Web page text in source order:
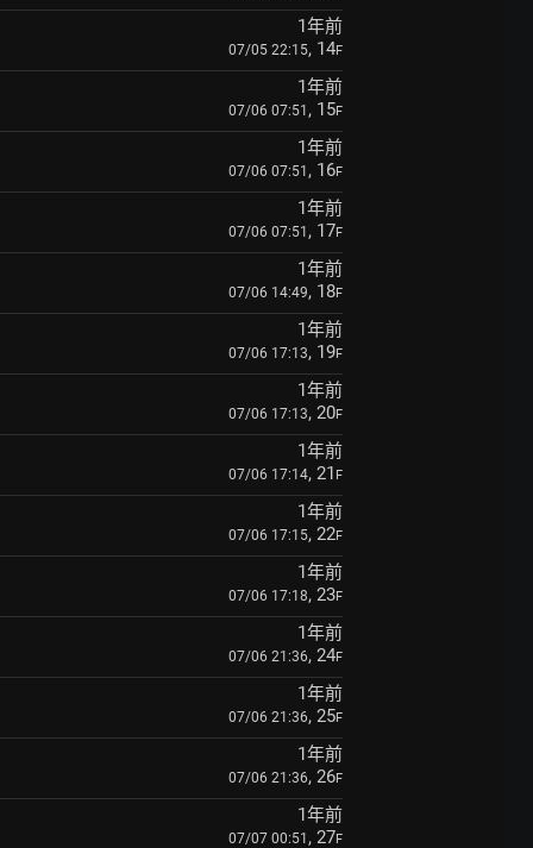
1年前
07/05 22:15, 14F
1年前
07/06 07:51 , 15F
1年前
07/06 07:51 , 16F
1年前
07/06 07:51 , 17F
1年前
07/06 14:49, 18F
1年前
07/06 17:13, 19F
1年前
07/06 17:13, 20F
1年前
07/06 17:14, 21 F
1年前
07/06 17:15, 22F
1年前
07/06 17:18, 23F
1年前
07/06 21:36, 24F
1年前
07/06 21:36, 25F
1年前
07/06 21:36, 26F
1年前
07/07 00:51 , 27F